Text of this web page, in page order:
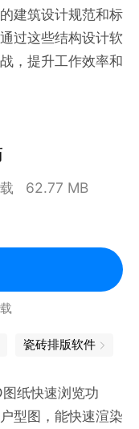
建筑设计规范和标
过这些结构设计软
，提升工作效率和
62.77 MB
瓷砖排版软件
纸快速浏览功
型图，能快速渲染